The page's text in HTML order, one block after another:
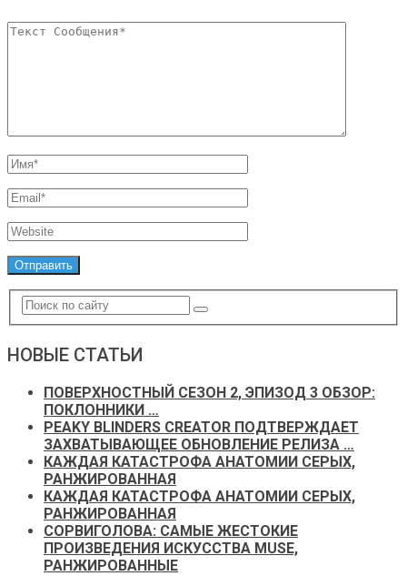
НОВЫЕ СТАТЬИ
ПОВЕРХНОСТНЫЙ СЕЗОН 2, ЭПИЗОД 3 ОБЗОР:
ПОКЛОННИКИ …
PEAKY BLINDERS CREATOR ПОДТВЕРЖДАЕТ
ЗАХВАТЫВАЮЩЕЕ ОБНОВЛЕНИЕ РЕЛИЗА …
КАЖДАЯ КАТАСТРОФА АНАТОМИИ СЕРЫХ,
РАНЖИРОВАННАЯ
КАЖДАЯ КАТАСТРОФА АНАТОМИИ СЕРЫХ,
РАНЖИРОВАННАЯ
СОРВИГОЛОВА: САМЫЕ ЖЕСТОКИЕ
ПРОИЗВЕДЕНИЯ ИСКУССТВА MUSE,
РАНЖИРОВАННЫЕ